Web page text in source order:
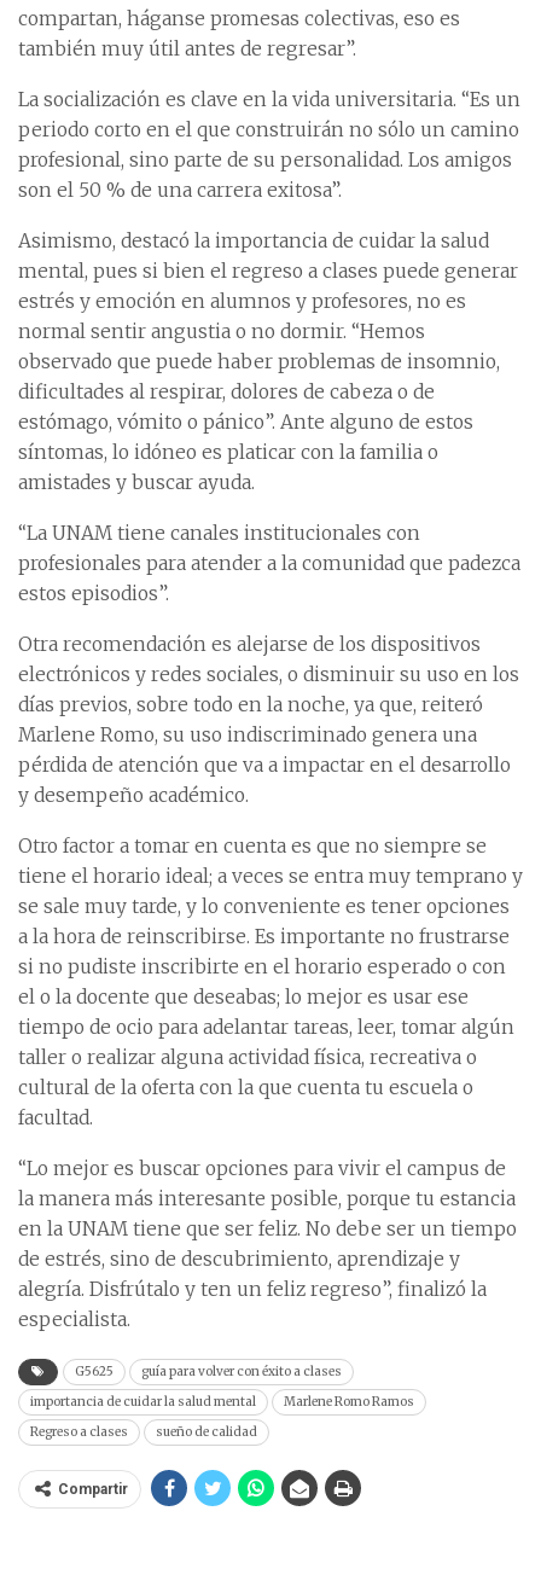
compartan, háganse promesas colectivas, eso es
también muy útil antes de regresar”.
La socialización es clave en la vida universitaria. “Es un
periodo corto en el que construirán no sólo un camino
profesional, sino parte de su personalidad. Los amigos
son el 50 % de una carrera exitosa”.
Asimismo, destacó la importancia de cuidar la salud
mental, pues si bien el regreso a clases puede generar
estrés y emoción en alumnos y profesores, no es
normal sentir angustia o no dormir. “Hemos
observado que puede haber problemas de insomnio,
dificultades al respirar, dolores de cabeza o de
estómago, vómito o pánico”. Ante alguno de estos
síntomas, lo idóneo es platicar con la familia o
amistades y buscar ayuda.
“La UNAM tiene canales institucionales con
profesionales para atender a la comunidad que padezca
estos episodios”.
Otra recomendación es alejarse de los dispositivos
electrónicos y redes sociales, o disminuir su uso en los
días previos, sobre todo en la noche, ya que, reiteró
Marlene Romo, su uso indiscriminado genera una
pérdida de atención que va a impactar en el desarrollo
y desempeño académico.
Otro factor a tomar en cuenta es que no siempre se
tiene el horario ideal; a veces se entra muy temprano y
se sale muy tarde, y lo conveniente es tener opciones
a la hora de reinscribirse. Es importante no frustrarse
si no pudiste inscribirte en el horario esperado o con
el o la docente que deseabas; lo mejor es usar ese
tiempo de ocio para adelantar tareas, leer, tomar algún
taller o realizar alguna actividad física, recreativa o
cultural de la oferta con la que cuenta tu escuela o
facultad.
“Lo mejor es buscar opciones para vivir el campus de
la manera más interesante posible, porque tu estancia
en la UNAM tiene que ser feliz. No debe ser un tiempo
de estrés, sino de descubrimiento, aprendizaje y
alegría. Disfrútalo y ten un feliz regreso”, finalizó la
especialista.
G5625
guía para volver con éxito a clases
importancia de cuidar la salud mental
Marlene Romo Ramos
Regreso a clases
sueño de calidad
Compartir